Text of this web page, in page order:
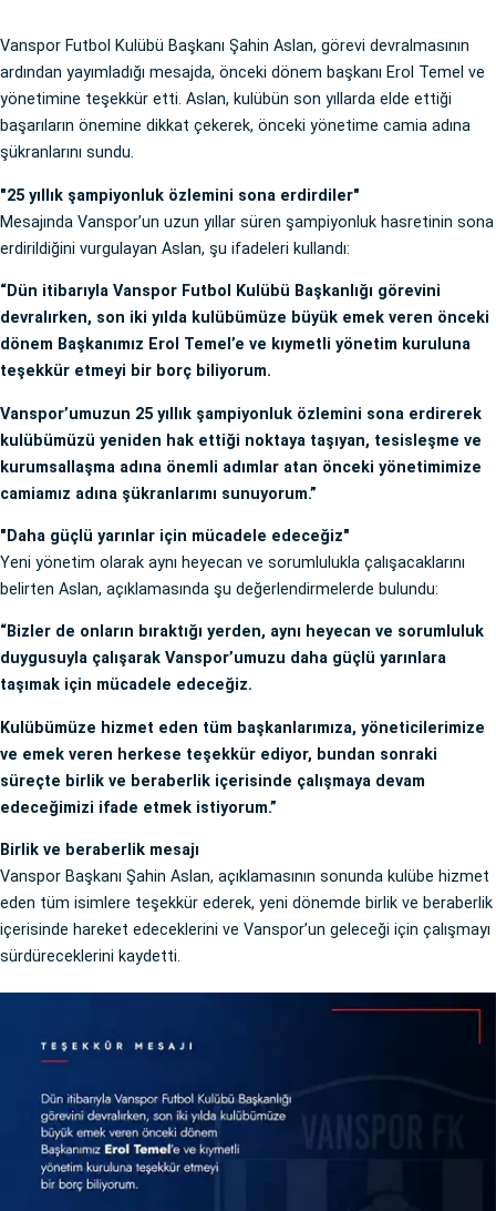
Vanspor Futbol Kulübü Başkanı Şahin Aslan, görevi devralmasının
ardından yayımladığı mesajda, önceki dönem başkanı Erol Temel ve
yönetimine teşekkür etti. Aslan, kulübün son yıllarda elde ettiği
başarıların önemine dikkat çekerek, önceki yönetime camia adına
şükranlarını sundu.
"25 yıllık şampiyonluk özlemini sona erdirdiler"
Mesajında Vanspor’un uzun yıllar süren şampiyonluk hasretinin sona
erdirildiğini vurgulayan Aslan, şu ifadeleri kullandı:
“Dün itibarıyla Vanspor Futbol Kulübü Başkanlığı görevini
devralırken, son iki yılda kulübümüze büyük emek veren önceki
dönem Başkanımız Erol Temel’e ve kıymetli yönetim kuruluna
teşekkür etmeyi bir borç biliyorum.
Vanspor’umuzun 25 yıllık şampiyonluk özlemini sona erdirerek
kulübümüzü yeniden hak ettiği noktaya taşıyan, tesisleşme ve
kurumsallaşma adına önemli adımlar atan önceki yönetimimize
camiamız adına şükranlarımı sunuyorum.”
"Daha güçlü yarınlar için mücadele edeceğiz"
Yeni yönetim olarak aynı heyecan ve sorumlulukla çalışacaklarını
belirten Aslan, açıklamasında şu değerlendirmelerde bulundu:
“Bizler de onların bıraktığı yerden, aynı heyecan ve sorumluluk
duygusuyla çalışarak Vanspor’umuzu daha güçlü yarınlara
taşımak için mücadele edeceğiz.
Kulübümüze hizmet eden tüm başkanlarımıza, yöneticilerimize
ve emek veren herkese teşekkür ediyor, bundan sonraki
süreçte birlik ve beraberlik içerisinde çalışmaya devam
edeceğimizi ifade etmek istiyorum.”
Birlik ve beraberlik mesajı
Vanspor Başkanı Şahin Aslan, açıklamasının sonunda kulübe hizmet
eden tüm isimlere teşekkür ederek, yeni dönemde birlik ve beraberlik
içerisinde hareket edeceklerini ve Vanspor’un geleceği için çalışmayı
sürdüreceklerini kaydetti.